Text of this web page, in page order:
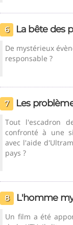
6 La bête des
De mystérieux
responsable ?
7 Les
Tout l'escadron
confronté à une
avec l'aide
pays ?
8 L'homme
Un film a été